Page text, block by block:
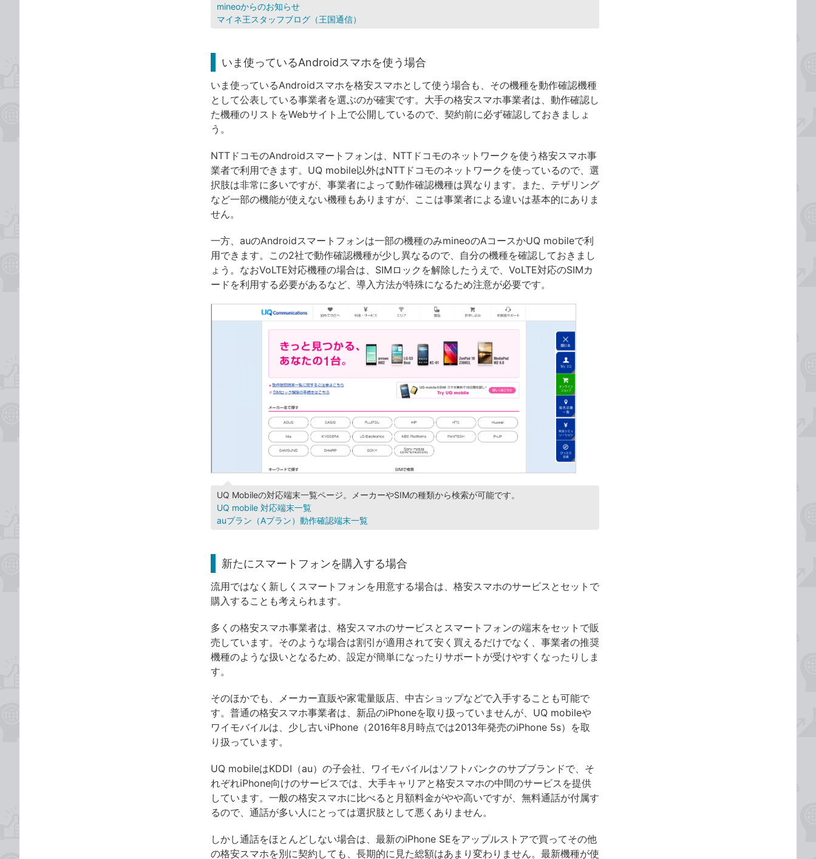
mineoからのお知らせ
マイネ王スタッフブログ（王国通信）
いま使っているAndroidスマホを使う場合
いま使っているAndroidスマホを格安スマホとして使う場合も、その機種を動作確認機種
として公表している事業者を選ぶのが確実です。大手の格安スマホ事業者は、動作確認し
た機種のリストをWebサイト上で公開しているので、契約前に必ず確認しておきましょ
う。
NTTドコモのAndroidスマートフォンは、NTTドコモのネットワークを使う格安スマホ事
業者で利用できます。UQ mobile以外はNTTドコモのネットワークを使っているので、選
択肢は非常に多いですが、事業者によって動作確認機種は異なります。また、テザリング
など一部の機能が使えない機種もありますが、ここは事業者による違いは基本的にありま
せん。
一方、auのAndroidスマートフォンは一部の機種のみmineoのAコースかUQ mobileで利
用できます。この2社で動作確認機種が少し異なるので、自分の機種を確認しておきまし
ょう。なおVoLTE対応機種の場合は、SIMロックを解除したうえで、VoLTE対応のSIMカ
ードを利用する必要があるなど、導入方法が特殊になるため注意が必要です。
UQ Mobileの対応端末一覧ページ。メーカーやSIMの種類から検索が可能です。
UQ mobile 対応端末一覧
auプラン（Aプラン）動作確認端末一覧
新たにスマートフォンを購入する場合
流用ではなく新しくスマートフォンを用意する場合は、格安スマホのサービスとセットで
購入することも考えられます。
多くの格安スマホ事業者は、格安スマホのサービスとスマートフォンの端末をセットで販
売しています。そのような場合は割引が適用されて安く買えるだけでなく、事業者の推奨
機種のような扱いとなるため、設定が簡単になったりサポートが受けやすくなったりしま
す。
そのほかでも、メーカー直販や家電量販店、中古ショップなどで入手することも可能で
す。普通の格安スマホ事業者は、新品のiPhoneを取り扱っていませんが、UQ mobileや
ワイモバイルは、少し古いiPhone（2016年8月時点では2013年発売のiPhone 5s）を取
り扱っています。
UQ mobileはKDDI（au）の子会社、ワイモバイルはソフトバンクのサブブランドで、そ
れぞれiPhone向けのサービスでは、大手キャリアと格安スマホの中間のサービスを提供
しています。一般の格安スマホに比べると月額料金がやや高いですが、無料通話が付属す
るので、通話が多い人にとっては選択肢として悪くありません。
しかし通話をほとんどしない場合は、最新のiPhone SEをアップルストアで買ってその他
の格安スマホを別に契約しても、長期的に見た総額はあまり変わりません。最新機種が使